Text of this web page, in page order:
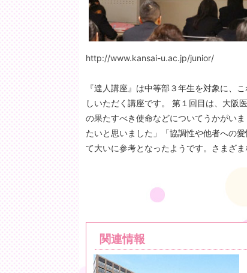
http://www.kansai-u.ac.jp/junior/
『達人講座』は中等部３年生を対象に、
しいただく講座です。 第１回目は、大阪
の果たすべき使命などについてうかがい
たいと思いました」「協調性や他者への
て大いに参考となったようです。さまざ
関連情報